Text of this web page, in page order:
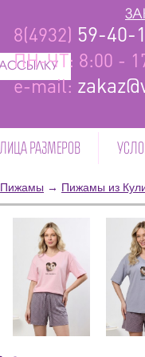
8(4932) 59-40-
ПН-ЧТ: 8:00 -
e-mail:
РАЗМЕРОВ
Пижамы → Пижамы из